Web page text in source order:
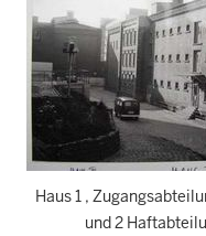
Haus 1 ,
und 2